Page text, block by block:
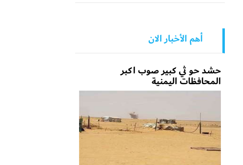
أهم الأخبار الان
حشد حو ثي كبير صوب اكبر
المحافظات اليمنية